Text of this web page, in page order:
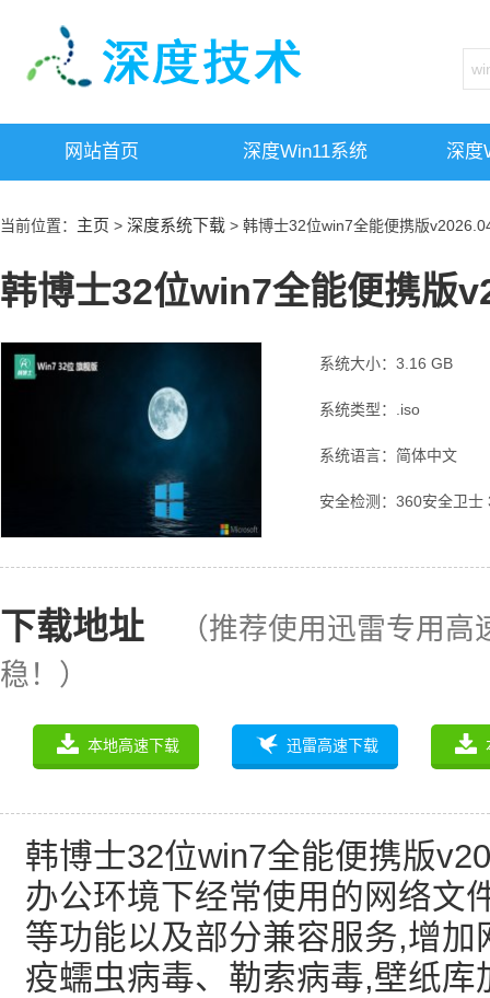
网站首页 深度win11系统 深度
当前位置： 主页 > 深度系统下载 > 韩博士32位win7全能便携版
韩博士32位win7全能便携版
系统大小：3.16 GB
系统类型：.iso
系统语言：简体中文
安全检测：360安全卫
下载地址
（推荐使用迅雷专用高
稳！）
本地高速下载 迅雷高速下载
韩博士32位win7全能便携版
办公环境下经常使用的网络文
等功能以及部分兼容服务,增
疫蠕虫病毒、勒索病毒,壁纸